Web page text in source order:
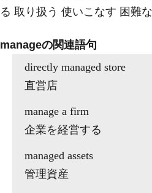
る 取り扱う 使いこなす 困難
manageの関連語句
directly managed store
直営店
manage a firm
企業を経営する
managed assets
管理資産